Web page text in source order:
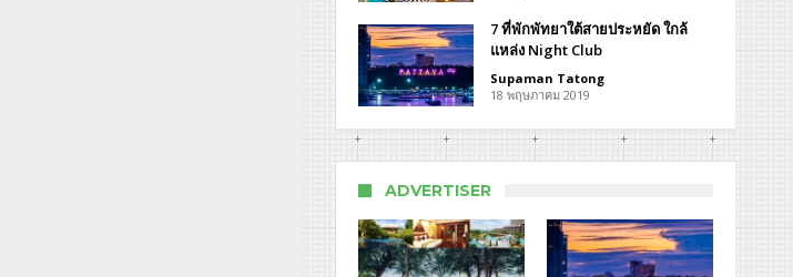
7 ที่พักพัทยาใต้สายประหยัด ใกล้
แหล่ง Night Club
Supaman Tatong
18 พฤษภาคม 2019
ADVERTISER